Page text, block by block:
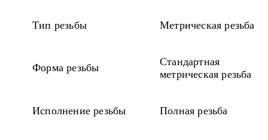
Тип резьбы Метрическая резьба
Форма резьбы
Стандартная
метрическая резьба
Исполнение резьбы Полная резьба